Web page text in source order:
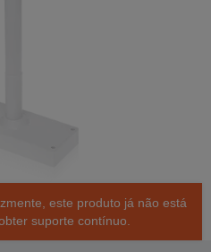
este produto já não está
suporte contínuo.